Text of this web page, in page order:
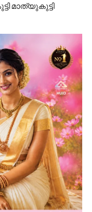
മാത്യുകുട്ടി